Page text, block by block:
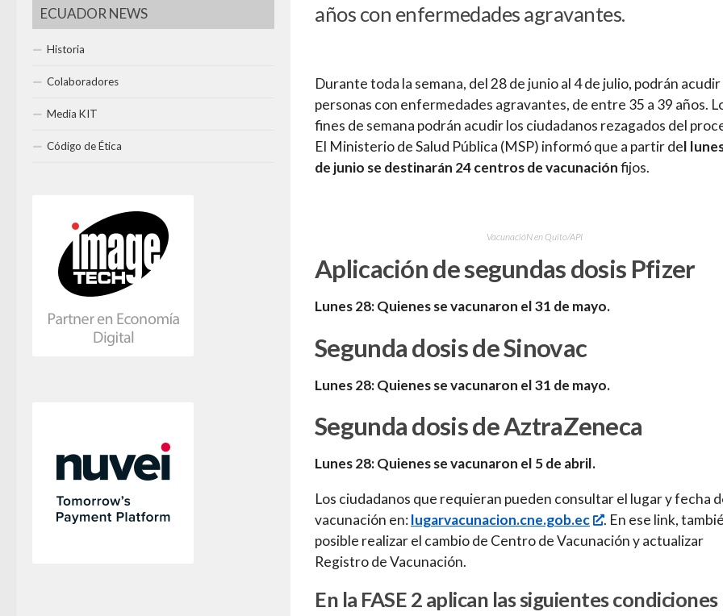
años con enfermedades agravantes.
Durante toda la semana, del 28 de junio al 4 de julio, podrán acudir
personas con enfermedades agravantes, de entre 35 a 39 años.
fines de semana podrán acudir los ciudadanos rezagados del
El Ministerio de Salud Pública (MSP) informó que a partir del
de junio se destinarán 24 centros de vacunaciónfijos.
VacunacióN en Quito/API
Aplicación de segundas dosis Pfizer
Lunes 28: Quienes se vacunaron el 31 de mayo.
Segunda dosis de Sinovac
Lunes 28: Quienes se vacunaron el 31 de mayo.
Segunda dosis de AztraZeneca
Lunes 28: Quienes se vacunaron el 5 de abril.
Los ciudadanos que requieran pueden consultar el lugar y fecha
vacunación en:lugarvacunacion.cne.gob.ec
. En ese link,
posible realizar el cambio de Centro de Vacunación y actualizar
Registro de Vacunación.
En la FASE 2 aplican las siguientes condiciones
ECUADOR NEWS
Historia
Colaboradores
Media KIT
Código de Ética